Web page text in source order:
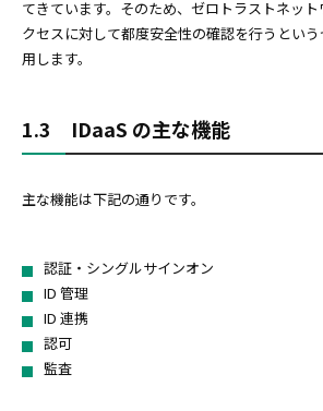
てきています。そのため、ゼロトラストネッ
クセスに対して都度安全性の確認を行うとい
用します。
1.3 IDaaS の主な機能
主な機能は下記の通りです。
認証・シングルサインオン
ID 管理
ID 連携
認可
監査